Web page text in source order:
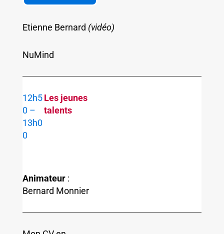
Etienne Bernard (vidéo)
NuMind
12h5
0 –
13h0
0
Les jeunes
talents
Animateur:
Bernard Monnier